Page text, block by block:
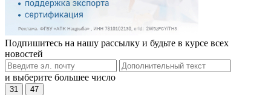
Подпишитесь на нашу рассылку и будьте в курсе всех
новостей
и выберите большее число
31 47